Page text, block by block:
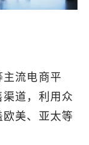
流电商平
道，利用众
美、亚太等